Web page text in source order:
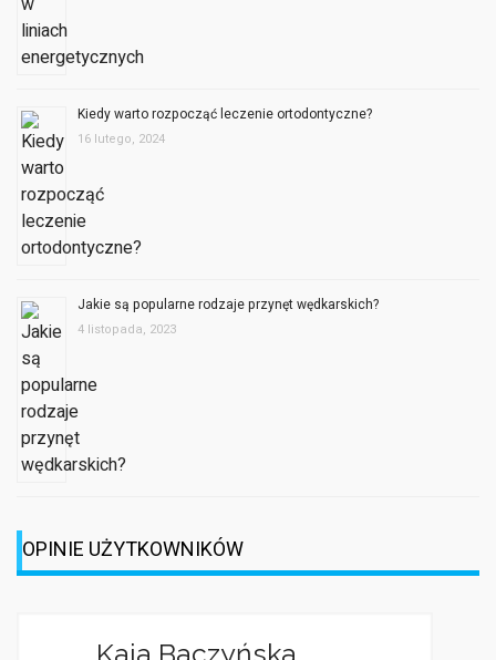
Kiedy warto rozpocząć leczenie ortodontyczne?
16 lutego, 2024
Jakie są popularne rodzaje przynęt wędkarskich?
4 listopada, 2023
OPINIE UŻYTKOWNIKÓW
Kaja Baczyńska